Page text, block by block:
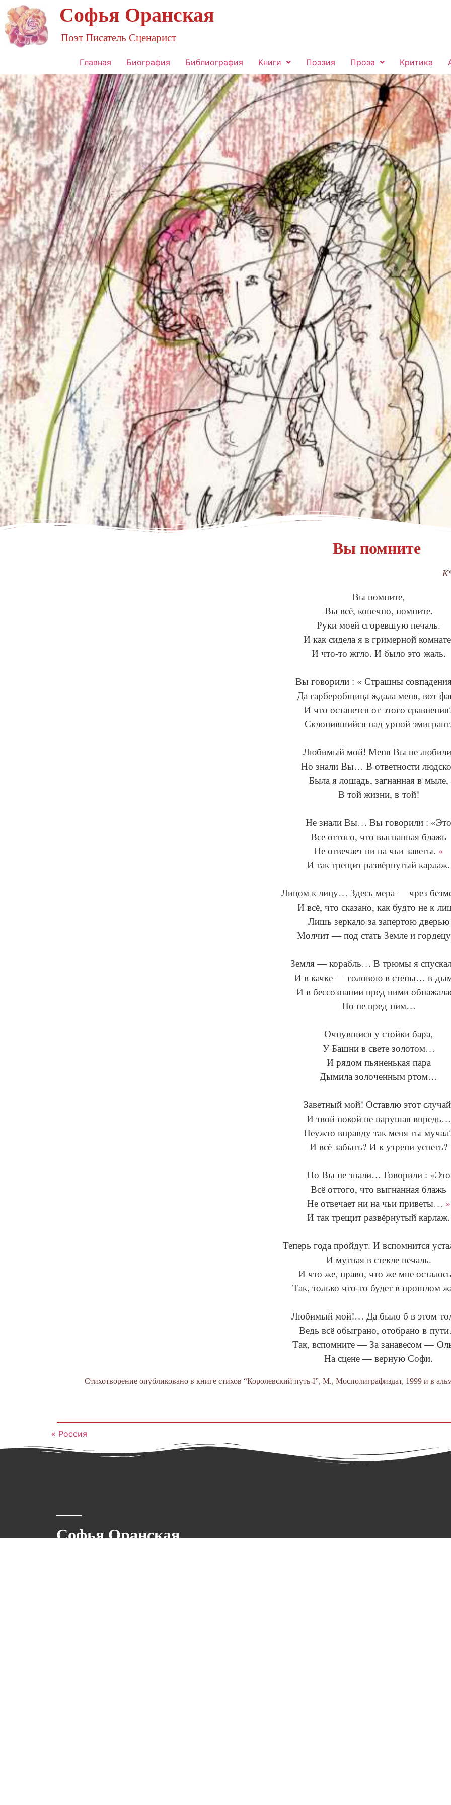
Софья Оранская
Поэт Писатель Сценарист
Главная Биография Библиография Книги Поэзия Проза Критика
Вы помните
Вы помните,
Вы всё, конечно, помните.
Руки моей сгоревшую печаль.
И как сидела я в гримерной
И что-то жгло. И было это жаль.
Вы говорили : « Страшны
Да гарберобщица ждала меня, вот
И что останется от этого
Склонившийся над урной
Любимый мой! Меня Вы не
Но знали Вы… В ответности
Была я лошадь, загнанная в мыле,
В той жизни, в той!
Не знали Вы… Вы говорили : «Это
Все оттого, что выгнанная блажь
Не отвечает ни на чьи заветы. »
И так трещит развёрнутый карлаж.
Лицом к лицу… Здесь мера — чрез
И всё, что сказано, как будто не к
Лишь зеркало за запертою дверью
Молчит — под стать Земле и
Земля — корабль… В трюмы я
И в качке — головою в стены… в
И в бессознании пред ними
Но не пред ним…
Очнувшися у стойки бара,
У Башни в свете золотом…
И рядом пьяненькая пара
Дымила золоченным ртом…
Заветный мой! Оставлю этот
И твой покой не нарушая впредь…
Неужто вправду так меня ты
И всё забыть? И к утрени успеть?
Но Вы не знали… Говорили : «Это
Всё оттого, что выгнанная блажь
Не отвечает ни на чьи приветы… »
И так трещит развёрнутый карлаж.
Теперь года пройдут. И вспомнится
И мутная в стекле печаль.
И что же, право, что же мне
Так, только что-то будет в прошлом
Любимый мой!… Да было б в этом
Ведь всё обыграно, отобрано в
Так, вспомните — За занавесом —
На сцене — верную Софи.
Стихотворение опубликовано в книге стихов “Королевский путь‑I”, М., Мосполиграфиздат, 1999 и в
« Россия
Софья Оранская